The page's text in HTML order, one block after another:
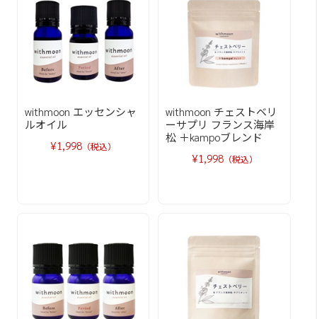
withmoon エッセンシャ
ルオイル
¥1,998 （税込）
withmoon チェストベリ
ーサプリ フランス海岸
松 ＋kampoブレンド
¥1,998（税込）